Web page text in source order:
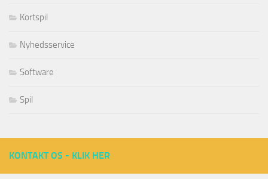
Kortspil
Nyhedsservice
Software
Spil
KONTAKT OS - KLIK HER